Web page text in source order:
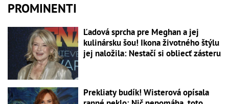
PROMINENTI
Ľadová sprcha pre Meghan a jej
kulinársku šou! Ikona životného štýlu
jej naložila: Nestačí si obliecť zásteru
Prekliaty budík! Wisterová opísala